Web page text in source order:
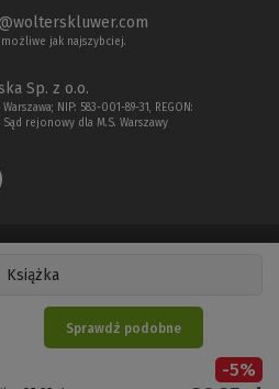
Książka
-5%
Sprawdź podobne
jak najszybciej.
Sp. z o.o.
NIP: 583-001-89-31, REGON:
Sąd rejonowy dla M.S. Warszawy
Polska Sp. z o.o.